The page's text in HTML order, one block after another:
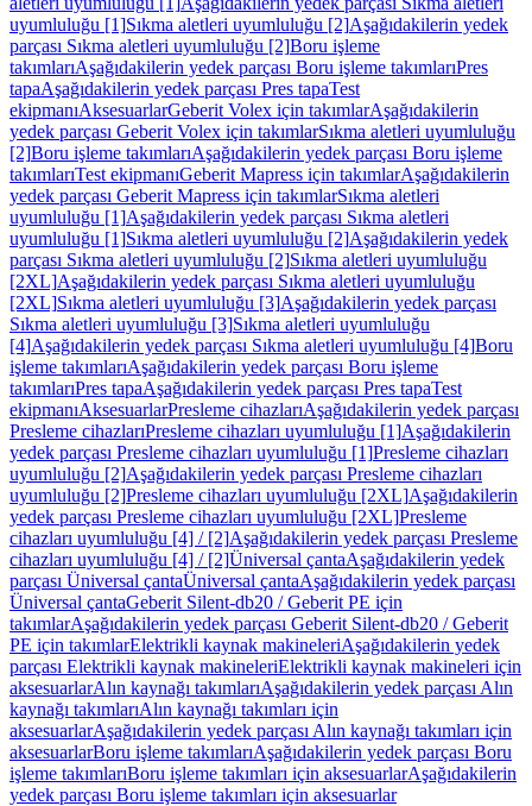
uyumluluğu [1]Sıkma aletleri uyumluluğu [2]Aşağıdakilerin yedek
parçası Sıkma aletleri uyumluluğu [2]Boru işleme
takımlarıAşağıdakilerin yedek parçası Boru işleme takımlarıPres
tapaAşağıdakilerin yedek parçası Pres tapaTest
ekipmanıAksesuarlarGeberit Volex için takımlarAşağıdakilerin
yedek parçası Geberit Volex için takımlarSıkma aletleri uyumluluğu
[2]Boru işleme takımlarıAşağıdakilerin yedek parçası Boru işleme
takımlarıTest ekipmanıGeberit Mapress için takımlarAşağıdakilerin
yedek parçası Geberit Mapress için takımlarSıkma aletleri
uyumluluğu [1]Aşağıdakilerin yedek parçası Sıkma aletleri
uyumluluğu [1]Sıkma aletleri uyumluluğu [2]Aşağıdakilerin yedek
parçası Sıkma aletleri uyumluluğu [2]Sıkma aletleri uyumluluğu
[2XL]Aşağıdakilerin yedek parçası Sıkma aletleri uyumluluğu
[2XL]Sıkma aletleri uyumluluğu [3]Aşağıdakilerin yedek parçası
Sıkma aletleri uyumluluğu [3]Sıkma aletleri uyumluluğu
[4]Aşağıdakilerin yedek parçası Sıkma aletleri uyumluluğu [4]Boru
işleme takımlarıAşağıdakilerin yedek parçası Boru işleme
takımlarıPres tapaAşağıdakilerin yedek parçası Pres tapaTest
ekipmanıAksesuarlarPresleme cihazlarıAşağıdakilerin yedek parçası
Presleme cihazlarıPresleme cihazları uyumluluğu [1]Aşağıdakilerin
yedek parçası Presleme cihazları uyumluluğu [1]Presleme cihazları
uyumluluğu [2]Aşağıdakilerin yedek parçası Presleme cihazları
uyumluluğu [2]Presleme cihazları uyumluluğu [2XL]Aşağıdakilerin
yedek parçası Presleme cihazları uyumluluğu [2XL]Presleme
cihazları uyumluluğu [4] / [2]Aşağıdakilerin yedek parçası Presleme
cihazları uyumluluğu [4] / [2]Üniversal çantaAşağıdakilerin yedek
parçası Üniversal çantaÜniversal çantaAşağıdakilerin yedek parçası
Üniversal çantaGeberit Silent-db20 / Geberit PE için
takımlarAşağıdakilerin yedek parçası Geberit Silent-db20 / Geberit
PE için takımlarElektrikli kaynak makineleriAşağıdakilerin yedek
parçası Elektrikli kaynak makineleriElektrikli kaynak makineleri için
aksesuarlarAlın kaynağı takımlarıAşağıdakilerin yedek parçası Alın
kaynağı takımlarıAlın kaynağı takımları için
aksesuarlarAşağıdakilerin yedek parçası Alın kaynağı takımları için
aksesuarlarBoru işleme takımlarıAşağıdakilerin yedek parçası Boru
işleme takımlarıBoru işleme takımları için aksesuarlarAşağıdakilerin
yedek parçası Boru işleme takımları için aksesuarlar